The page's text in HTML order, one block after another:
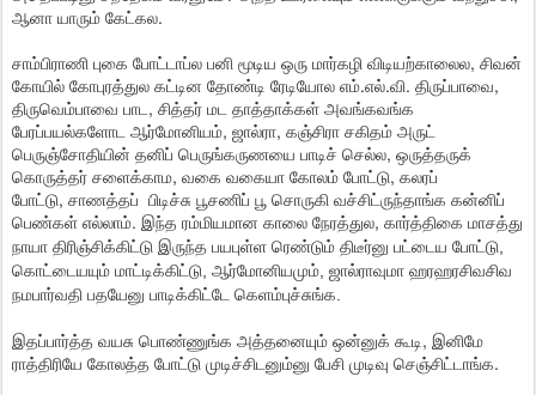
ஆனா யாரும் கேட்கல.
சாம்பிராணி புகை போட்டாப்ல பனி மூடிய ஒரு மார்கழி விடியற்காலைல, சிவன்
கோயில் கோபுரத்துல கட்டின தோண்டி ரேடியோல எம்.எல்.வி. திருப்பாவை,
திருவெம்பாவை பாட, சித்தர் மட தாத்தாக்கள் அவங்கவங்க
பேரப்பயல்களோட ஆர்மோனியம், ஜால்ரா, கஞ்சிரா சகிதம் அருட்
பெருஞ்சோதியின் தனிப் பெருங்கருணயை பாடிச் செல்ல, ஒருத்தருக்
கொருத்தர் சளைக்காம, வகை வகையா கோலம் போட்டு, கலரப்
போட்டு, சாணத்தப் பிடிச்சு பூசணிப் பூ சொருகி வச்சிட்ருந்தாங்க கன்னிப்
பெண்கள் எல்லாம். இந்த ரம்மியமான காலை நேரத்துல, கார்த்திகை மாசத்து
நாயா திரிஞ்சிக்கிட்டு இருந்த பயபுள்ள ரெண்டும் திடீர்னு பட்டைய போட்டு,
கொட்டையயும் மாட்டிக்கிட்டு, ஆர்மோனியமும், ஜால்ராவுமா ஹரஹரசிவசிவ
நமபார்வதி பதயேனு பாடிக்கிட்டே கெளம்புச்சுங்க.
இதப்பார்த்த வயசு பொண்ணுங்க அத்தனையும் ஒன்னுக் கூடி, இனிமே
ராத்திரியே கோலத்த போட்டு முடிச்சிடனும்னு பேசி முடிவு செஞ்சிட்டாங்க.